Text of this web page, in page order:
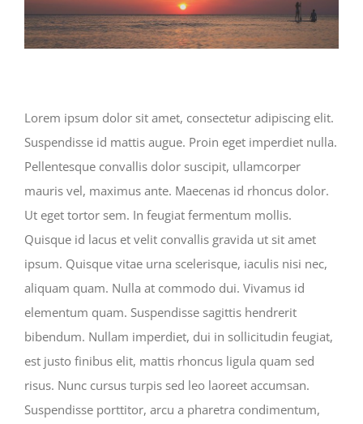
Lorem ipsum dolor sit amet, consectetur adipiscing elit.
Suspendisse id mattis augue. Proin eget imperdiet nulla.
Pellentesque convallis dolor suscipit, ullamcorper
mauris vel, maximus ante. Maecenas id rhoncus dolor.
Ut eget tortor sem. In feugiat fermentum mollis.
Quisque id lacus et velit convallis gravida ut sit amet
ipsum. Quisque vitae urna scelerisque, iaculis nisi nec,
aliquam quam. Nulla at commodo dui. Vivamus id
elementum quam. Suspendisse sagittis hendrerit
bibendum. Nullam imperdiet, dui in sollicitudin feugiat,
est justo finibus elit, mattis rhoncus ligula quam sed
risus. Nunc cursus turpis sed leo laoreet accumsan.
Suspendisse porttitor, arcu a pharetra condimentum,